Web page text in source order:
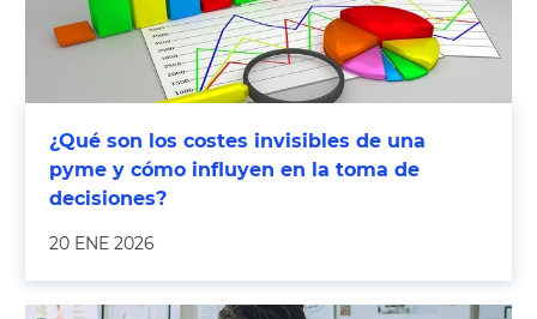
¿Qué son los costes invisibles de una
pyme y cómo influyen en la toma de
decisiones?
20 ENE 2026